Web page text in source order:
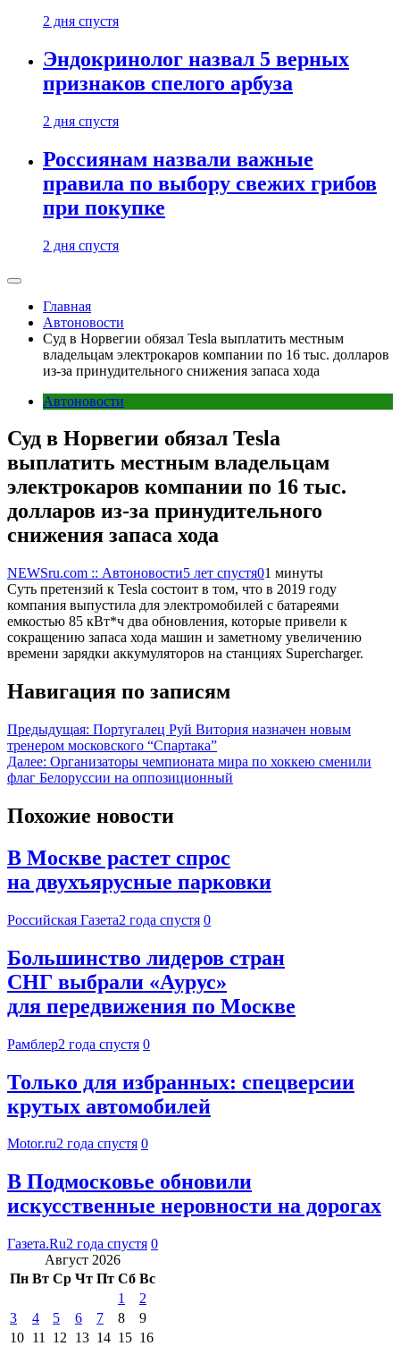
2 дня спустя
Эндокринолог назвал 5 верных
признаков спелого арбуза
2 дня спустя
Россиянам назвали важные
правила по выбору свежих грибов
при покупке
2 дня спустя
Главная
Автоновости
Суд в Норвегии обязал Tesla выплатить местным
владельцам электрокаров компании по 16 тыс. долларов
из-за принудительного снижения запаса хода
Автоновости
Суд в Норвегии обязал Tesla
выплатить местным владельцам
электрокаров компании по 16 тыс.
долларов из-за принудительного
снижения запаса хода
NEWSru.com :: Автоновости5 лет спустя01 минуты
Суть претензий к Tesla состоит в том, что в 2019 году
компания выпустила для электромобилей с батареями
емкостью 85 кВт*ч два обновления, которые привели к
сокращению запаса хода машин и заметному увеличению
времени зарядки аккумуляторов на станциях Supercharger.
Навигация по записям
Предыдущая: Португалец Руй Витория назначен новым
тренером московского “Спартака”
Далее: Организаторы чемпионата мира по хоккею сменили
флаг Белоруссии на оппозиционный
Похожие новости
В Москве растет спрос
на двухъярусные парковки
Российская Газета2 года спустя 0
Большинство лидеров стран
СНГ выбрали «Аурус»
для передвижения по Москве
Рамблер2 года спустя 0
Только для избранных: спецверсии
крутых автомобилей
Motor.ru2 года спустя 0
В Подмосковье обновили
искусственные неровности на дорогах
Газета.Ru2 года спустя 0
Август 2026
Пн Вт Ср Чт Пт Сб Вс
1
2
3
4 5 6 7 8
9
10 11 12 13 14 15 16